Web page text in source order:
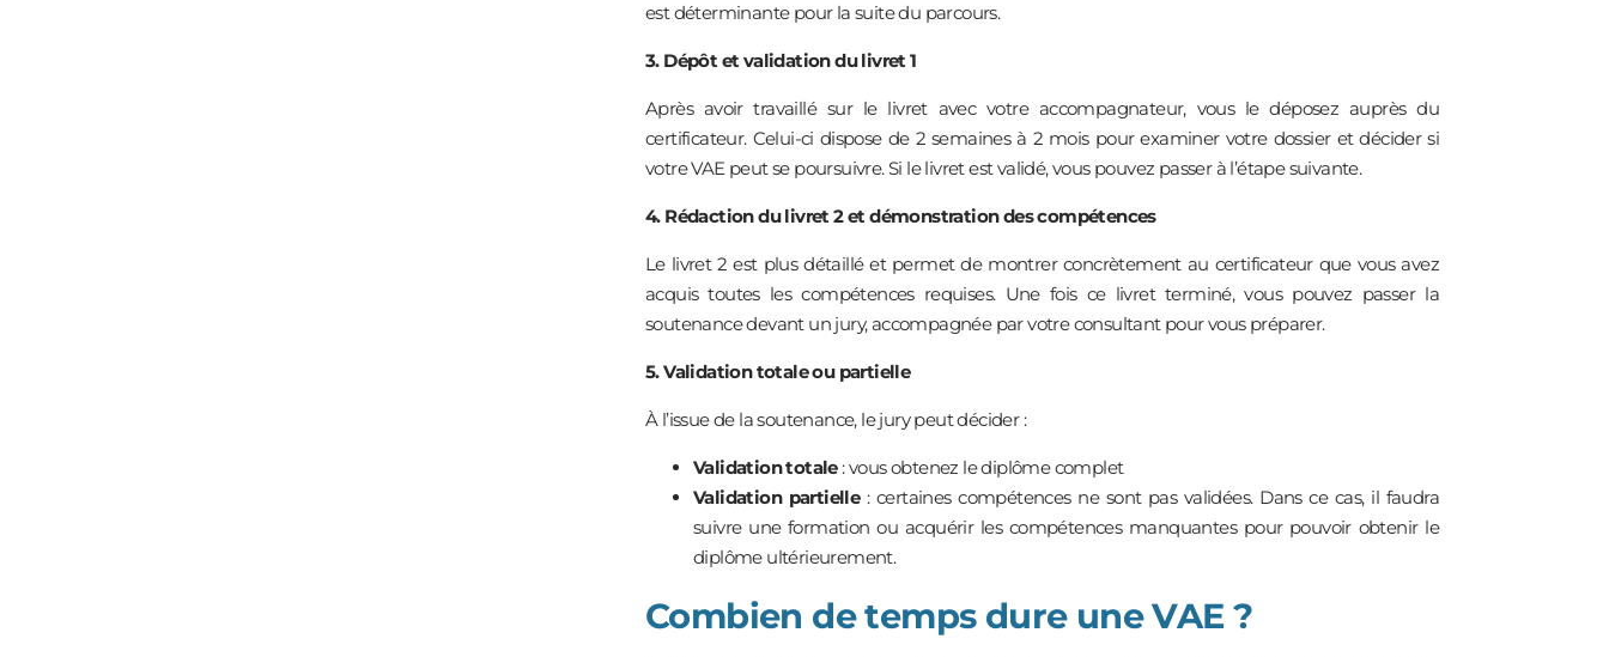
est déterminante pour la suite du parcours.
3. Dépôt et validation du livret 1
Après avoir travaillé sur le livret avec votre accompagnateur, vous le déposez auprès du
certificateur. Celui-ci dispose de 2 semaines à 2 mois pour examiner votre dossier et décider si
votre VAE peut se poursuivre. Si le livret est validé, vous pouvez passer à l’étape suivante.
4. Rédaction du livret 2 et démonstration des compétences
Le livret 2 est plus détaillé et permet de montrer concrètement au certificateur que vous avez
acquis toutes les compétences requises. Une fois ce livret terminé, vous pouvez passer la
soutenance devant un jury, accompagnée par votre consultant pour vous préparer.
5. Validation totale ou partielle
À l’issue de la soutenance, le jury peut décider :
Validation totale: vous obtenez le diplôme complet
Validation partielle: certaines compétences ne sont pas validées. Dans ce cas, il faudra
suivre une formation ou acquérir les compétences manquantes pour pouvoir obtenir le
diplôme ultérieurement.
Combien de temps dure une VAE ?